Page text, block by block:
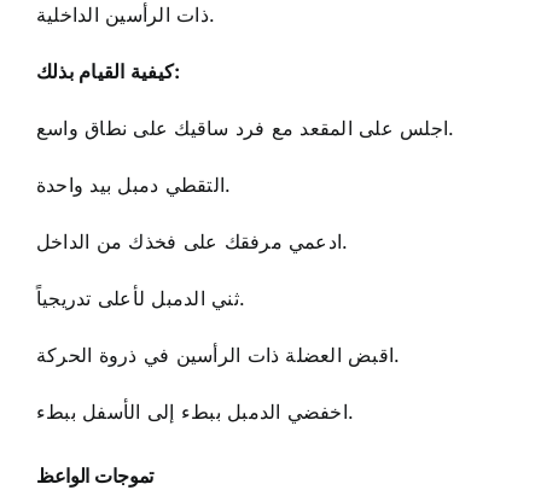
ذات الرأسين الداخلية.
كيفية القيام بذلك:
اجلس على المقعد مع فرد ساقيك على نطاق واسع.
التقطي دمبل بيد واحدة.
ادعمي مرفقك على فخذك من الداخل.
ثني الدمبل لأعلى تدريجياً.
اقبض العضلة ذات الرأسين في ذروة الحركة.
اخفضي الدمبل ببطء إلى الأسفل ببطء.
تموجات الواعظ